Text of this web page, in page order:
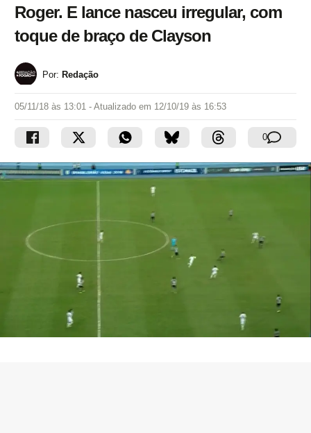
Roger. E lance nasceu irregular, com
toque de braço de Clayson
Por: Redação
05/11/18 às 13:01 - Atualizado em 12/10/19 às 16:53
0